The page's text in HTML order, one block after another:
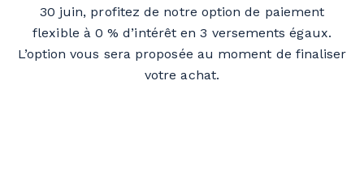
30 juin, profitez de notre option de paiement
flexible à 0 % d’intérêt en 3 versements égaux.
L’option vous sera proposée au moment de finaliser
votre achat.